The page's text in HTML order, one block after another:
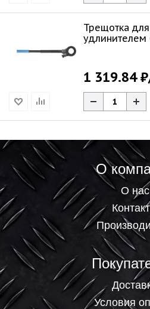
Трещотка
удлинителем
1 319.84 ₽
О
О нас
Условия